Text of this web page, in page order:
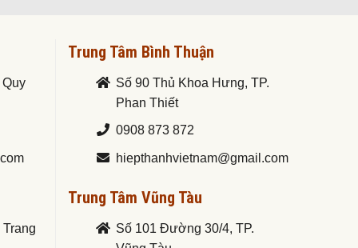
Trung Tâm Bình Thuận
Số 90 Thủ Khoa Hưng, TP.
Phan Thiết
0908 873 872
hiepthanhvietnam@gmail.com
Trung Tâm Vũng Tàu
Số 101 Đường 30/4, TP.